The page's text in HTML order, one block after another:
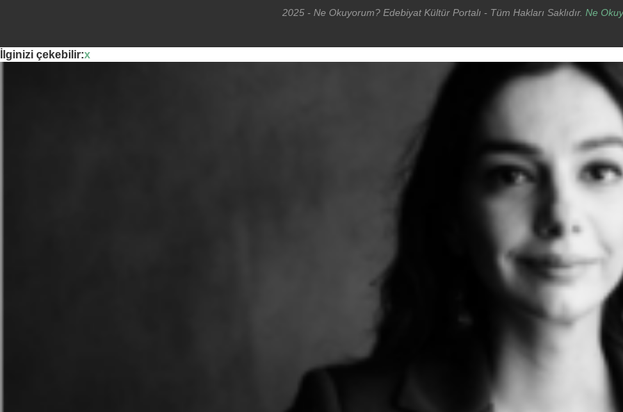
2025 - Ne Okuyorum? Edebiyat Kültür Portalı - Tüm Hakları Saklıdır. Ne
İlginizi çekebilir:x